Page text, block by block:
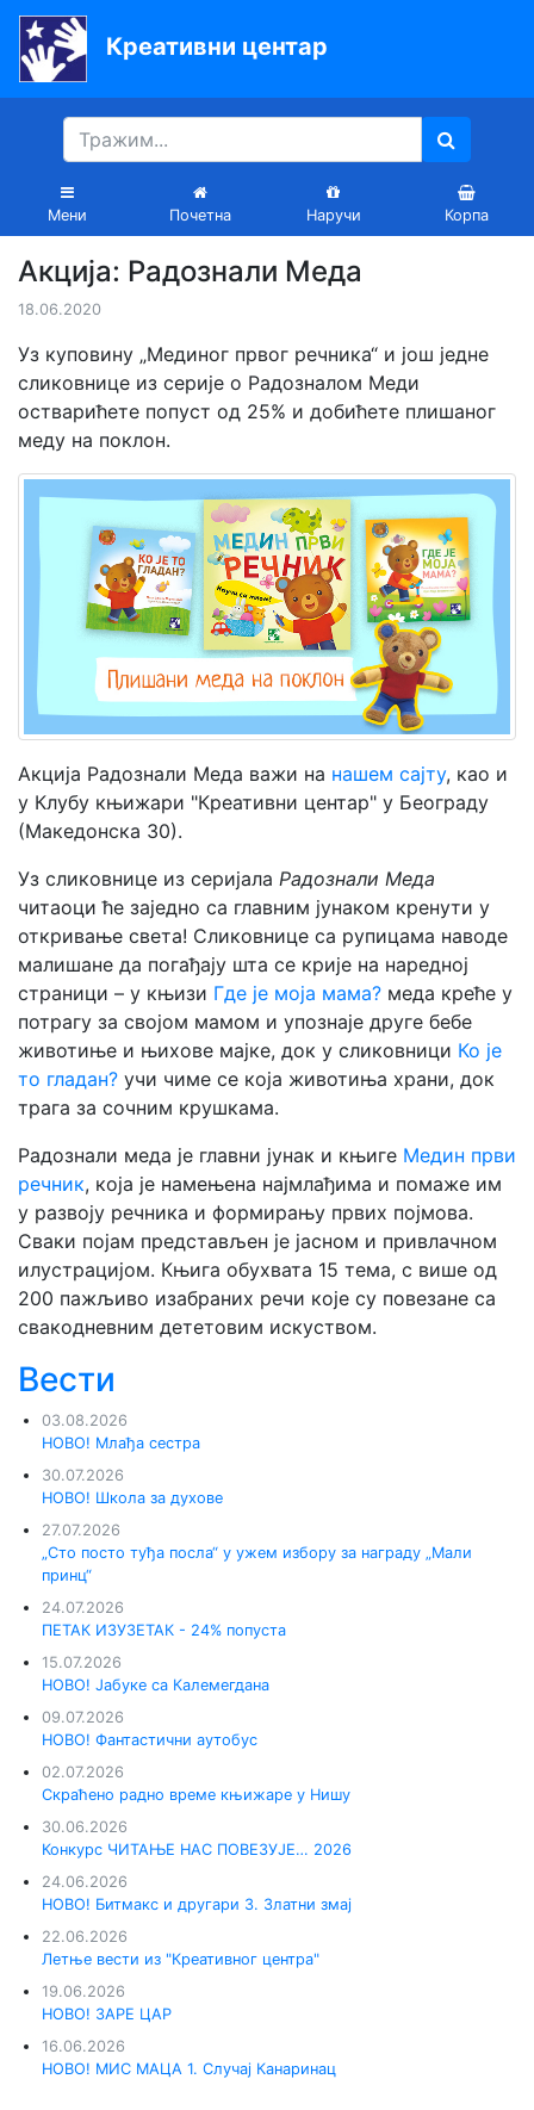
Креативни центар
Мени Почетна Наручи Корпа
Почетна
Књиге
Уџбеници
вртиће
Акције
Блог
налог
Акција: Радознали Меда
18.06.2020
Уз куповину „Мединог првог речника“ и још једне
сликовнице из серије о Радозналом Меди
oстварићете попуст од 25% и добићете плишаног
меду на поклон.
Акција Радознали Меда важи на нашем сајту, као и
у Клубу књижари "Креативни центар" у Београду
(Македонска 30).
Уз сликовнице из серијала Радознали Меда
читаоци ће заједно са главним јунаком кренути у
откривање света! Сликовнице са рупицама наводе
малишане да погађају шта се крије на наредној
страници – у књизи Где је моја мама? меда креће у
потрагу за својом мамом и упознаје друге бебе
животиње и њихове мајке, док у сликовници Ко је
то гладан? учи чиме се која животиња храни, док
трага за сочним крушкама.
Радознали меда је главни јунак и књиге Медин први
речник, која је намењена најмлађима и помаже им
у развоју речника и формирању првих појмова.
Сваки појам представљен је јасном и привлачном
илустрацијом. Књига обухвата 15 тема, с више од
200 пажљиво изабраних речи које су повезане са
свакодневним дететовим искуством.
Вести
03.08.2026
НОВО! Млађа сестра
30.07.2026
НОВО! Школа за духове
27.07.2026
„Сто посто туђа посла“ у ужем избору за награду „Мали
принц“
24.07.2026
ПЕТАК ИЗУЗЕТАК - 24% попуста
15.07.2026
НОВО! Јабуке са Калемегдана
09.07.2026
НОВО! Фантастични аутобус
02.07.2026
Скраћено радно време књижаре у Нишу
30.06.2026
Конкурс ЧИТАЊЕ НАС ПОВЕЗУЈЕ… 2026
24.06.2026
НОВО! Битмакс и другари 3. Златни змај
22.06.2026
Летње вести из "Креативног центра"
19.06.2026
НОВО! ЗАРЕ ЦАР
16.06.2026
НОВО! МИС МАЦА 1. Случај Канаринац